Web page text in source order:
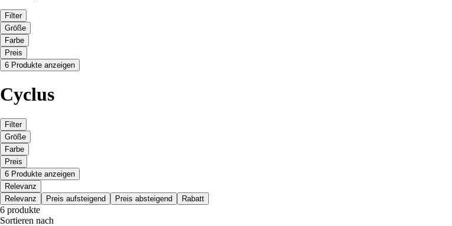
Filter
Größe
Farbe
Preis
6 Produkte anzeigen
Cyclus
Filter
Größe
Farbe
Preis
6 Produkte anzeigen
Relevanz
Relevanz
Preis aufsteigend Preis absteigend Rabatt
6 produkte
Sortieren nach